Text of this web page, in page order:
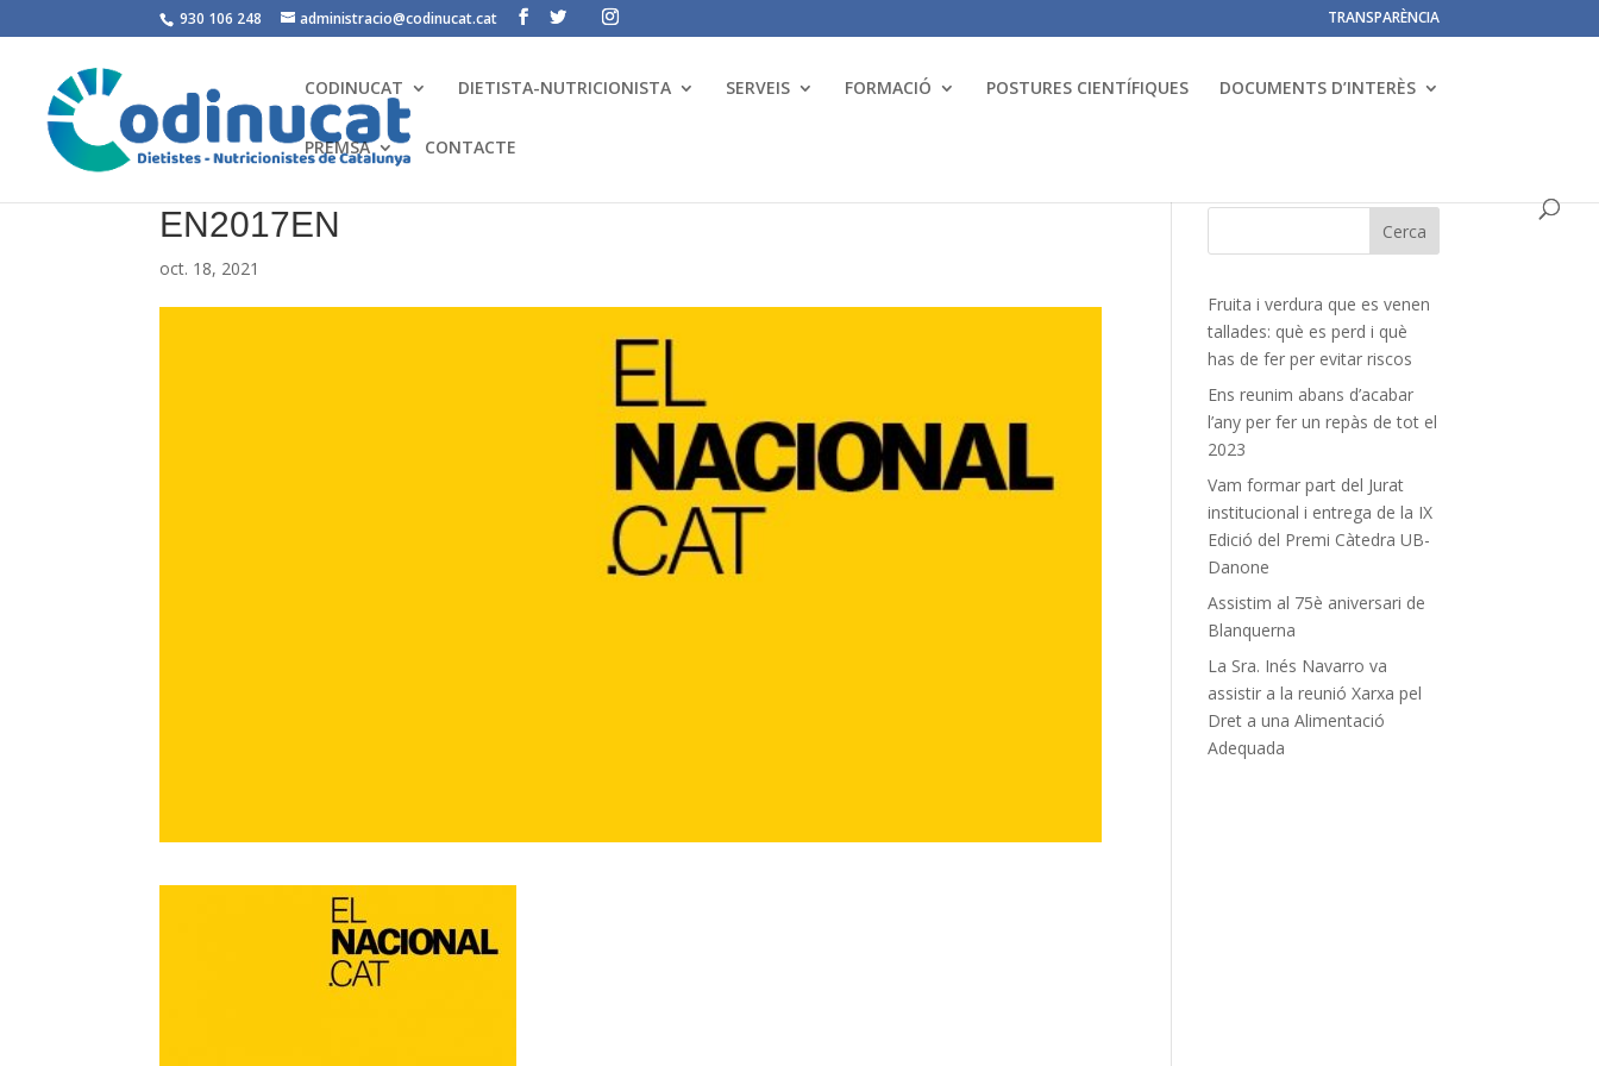
930 106 248 administracio@codinucat.cat TRANSPARÈNCIA
CODINUCAT DIETISTA-NUTRICIONISTA SERVEIS FORMACIÓ POSTURES CIENTÍFIQUES DOCUMENTS D’INTERÈS
PREMSA CONTACTE
EN2017EN
oct. 18, 2021
Fruita i verdura que es venen
tallades: què es perd i què
has de fer per evitar riscos
Ens reunim abans d’acabar
l’any per fer un repàs de tot el
2023
Vam formar part del Jurat
institucional i entrega de la IX
Edició del Premi Càtedra UB-
Danone
Assistim al 75è aniversari de
Blanquerna
La Sra. Inés Navarro va
assistir a la reunió Xarxa pel
Dret a una Alimentació
Adequada